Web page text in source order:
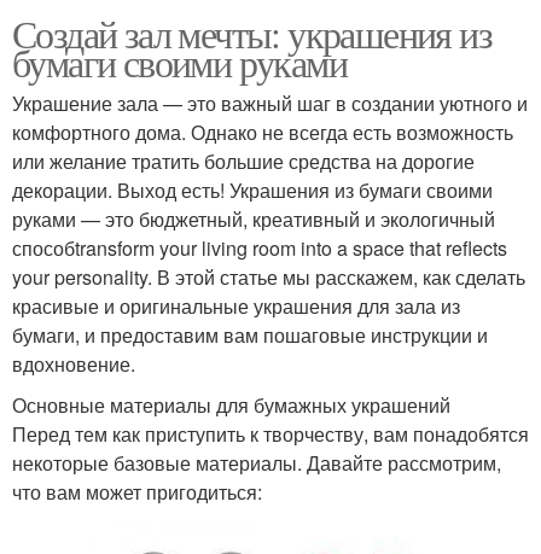
Создай зал мечты: украшения из
бумаги своими руками
Украшение зала — это важный шаг в создании уютного и
комфортного дома. Однако не всегда есть возможность
или желание тратить большие средства на дорогие
декорации. Выход есть! Украшения из бумаги своими
руками — это бюджетный, креативный и экологичный
способtransform your living room into a space that reflects
your personality. В этой статье мы расскажем, как сделать
красивые и оригинальные украшения для зала из
бумаги, и предоставим вам пошаговые инструкции и
вдохновение.
Основные материалы для бумажных украшений
Перед тем как приступить к творчеству, вам понадобятся
некоторые базовые материалы. Давайте рассмотрим,
что вам может пригодиться: